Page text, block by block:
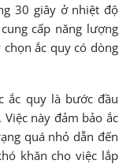
30 giây ở nhiệt độ
cấp năng lượng
ắc quy có dòng
ắc quy là bước đầu
này đảm bảo ắc
quá nhỏ dẫn đến
khăn cho việc lắp